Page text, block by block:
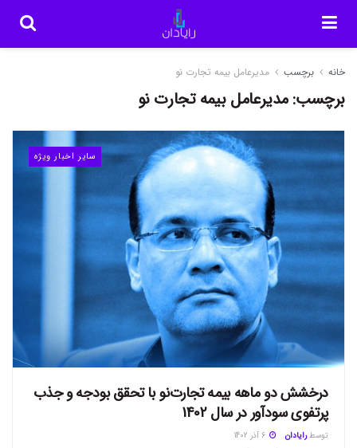
خانه برچسب مدیرعامل بیمه تجارت نو
برچسب:مدیرعامل بیمه تجارت نو
سایر اخبار ویژه
درخشش دو ماهه بیمه تجارت‌نو با تحقق بودجه و جذب
پرتفوی سودآور در سال 1402
توسط رایادان